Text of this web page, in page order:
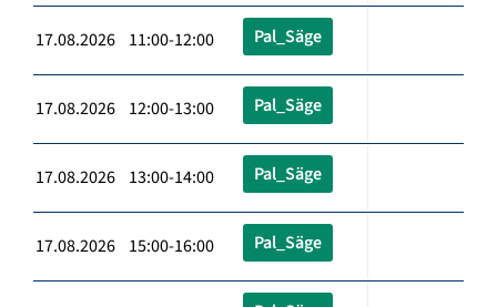
17.08.2026 11:00-12:00 Pal_Säge
17.08.2026 12:00-13:00 Pal_Säge
17.08.2026 13:00-14:00 Pal_Säge
17.08.2026 15:00-16:00 Pal_Säge